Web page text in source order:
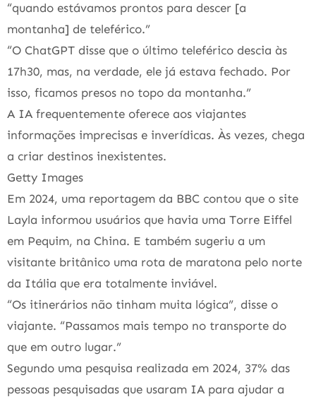
“quando estávamos prontos para descer [a
montanha] de teleférico.”
“O ChatGPT disse que o último teleférico descia às
17h30, mas, na verdade, ele já estava fechado. Por
isso, ficamos presos no topo da montanha.”
A IA frequentemente oferece aos viajantes
informações imprecisas e inverídicas. Às vezes, chega
a criar destinos inexistentes.
Getty Images
Em 2024, uma reportagem da BBC contou que o site
Layla informou usuários que havia uma Torre Eiffel
em Pequim, na China. E também sugeriu a um
visitante britânico uma rota de maratona pelo norte
da Itália que era totalmente inviável.
“Os itinerários não tinham muita lógica”, disse o
viajante. “Passamos mais tempo no transporte do
que em outro lugar.”
Segundo uma pesquisa realizada em 2024, 37% das
pessoas pesquisadas que usaram IA para ajudar a